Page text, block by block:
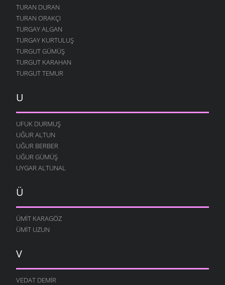
TURAN DURAN
TURAN ORAKÇI
TURGAY ALGAN
TURGAY KURTULUŞ
TURGUT GÜMÜŞ
TURGUT KARAHAN
TURGUT TEMUR
U
UFUK DURMUŞ
UĞUR ALTUN
UĞUR BERBER
UĞUR GÜMÜŞ
UYGAR ALTUNAL
Ü
ÜMIT KARAGÖZ
ÜMIT UZUN
V
VEDAT DEMIR